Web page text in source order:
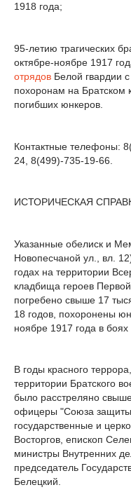
1918 года;
95-летию трагических
октябре-ноябре 1917
отрядов Белой гвардии
похоронам на Братском
погибших юнкеров.
Контактные телефоны:
24, 8(499)-735-19-66.
ИСТОРИЧЕСКАЯ
Указанные обелиск и
Новопесчаной ул., вл.
годах на территории
кладбища героев
погребено свыше 17
18 годов, похоронены
ноябре 1917 года в
В годы красного
территории Братского
было расстреляно
офицеры "Союза
государственные и
Восторгов, епископ
министры Внутренних
председатель
Белецкий.